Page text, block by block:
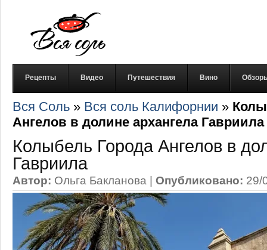
Рецепты Видео Путешествия Вино
Вся Соль » Вся соль Калифорнии »
Ангелов в долине архангела Гавриила
Колыбель Города Ангелов в
Гавриила
Автор: Ольга Бакланова | Опубликовано: 29/